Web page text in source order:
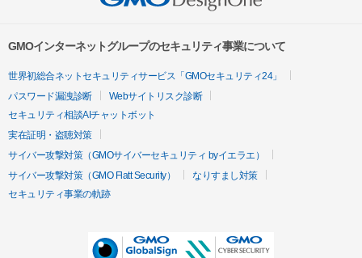
GMOインターネットグループのセキュリティ事業について
世界初総合ネットセキュリティサービス「GMOセキュリティ24」
パスワード漏洩診断
Webサイトリスク診断
セキュリティ相談AIチャットボット
実在証明・盗聴対策
サイバー攻撃対策（GMOサイバーセキュリティ byイエラエ）
サイバー攻撃対策（GMO Flatt Security）
なりすまし対策
セキュリティ事業の軌跡